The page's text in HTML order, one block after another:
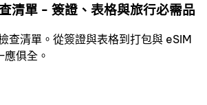
清單 - 簽證、表格與旅行必需品
查清單。從簽證與表格到打包與 eSIM
俱全。